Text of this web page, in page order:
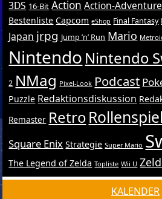
3DS 16-Bit Action Action-Adventure
Bestenliste Capcom eShop Final Fantasy
Japan jrpg Jump ’n’ Run Mario
Nintendo Nintendo
2 NMag Pixel-Look Podcast
Puzzle Redaktionsdiskussion
Remaster RetroRollenspiel
Square Enix Strategie Super Mario
The Legend of Zelda Topliste Wii U
KALENDER